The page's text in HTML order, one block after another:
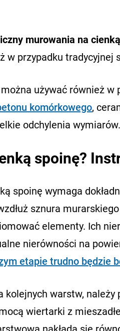
murowania na
w przypadku tradycyjnej
używać również
komórkowego,
odchylenia wymiarów.
spoinę?
spoinę wymaga
sznura
elementy. Ich
nierówności na
etapie trudno będzie
kolejnych warstw,
wiertarki z